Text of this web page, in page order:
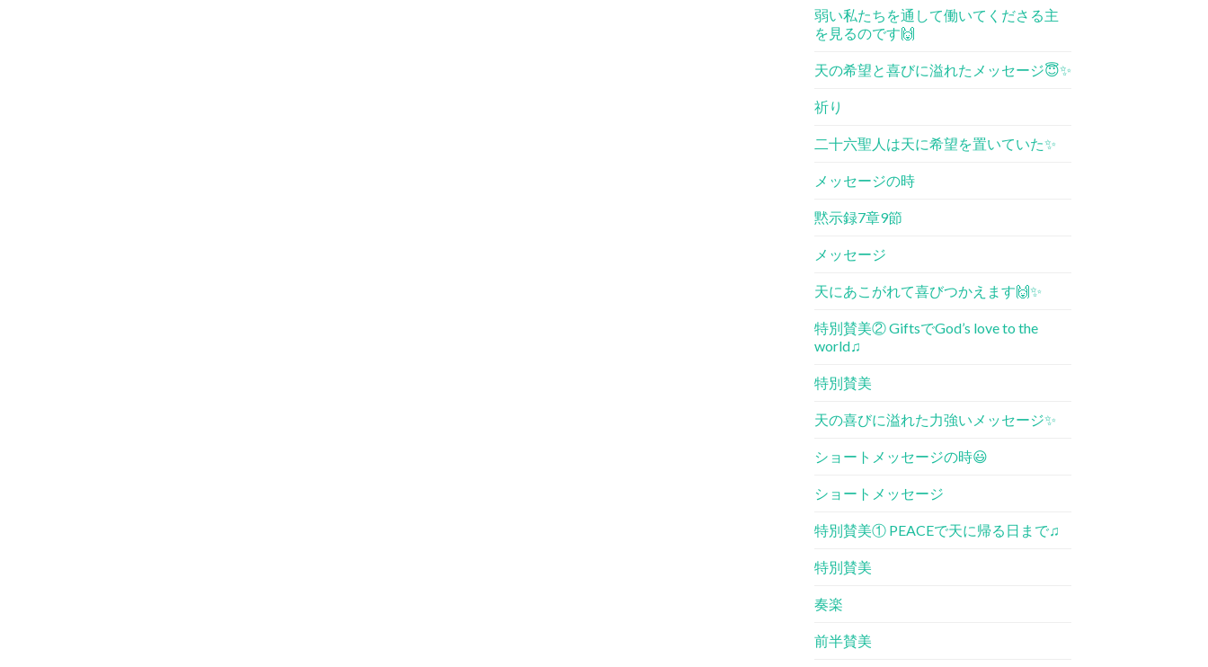
弱い私たちを通して働いてくださる主
を見るのです🙌
天の希望と喜びに溢れたメッセージ😇✨
祈り
二十六聖人は天に希望を置いていた✨
メッセージの時
黙示録7章9節
メッセージ
天にあこがれて喜びつかえます🙌✨
特別賛美② GiftsでGod’s love to the
world♫
特別賛美
天の喜びに溢れた力強いメッセージ✨
ショートメッセージの時😃
ショートメッセージ
特別賛美① PEACE​で天に帰る日まで♫
特別賛美
奏楽
前半賛美